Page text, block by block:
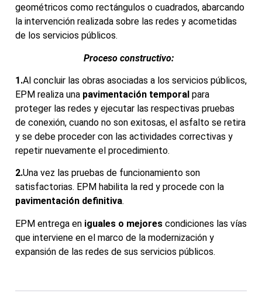
geométricos como rectángulos o cuadrados, abarcando
la intervención realizada sobre las redes y acometidas
de los servicios públicos.
Proceso constructivo:
1.Al concluir las obras asociadas a los servicios públicos,
EPM realiza una pavimentación temporal para
proteger las redes y ejecutar las respectivas pruebas
de conexión, cuando no son exitosas, el asfalto se retira
y se debe proceder con las actividades correctivas y
repetir nuevamente el procedimiento.
2.Una vez las pruebas de funcionamiento son
satisfactorias. EPM habilita la red y procede con la
pavimentación definitiva.
EPM entrega en iguales o mejores condiciones las vías
que interviene en el marco de la modernización y
expansión de las redes de sus servicios públicos.